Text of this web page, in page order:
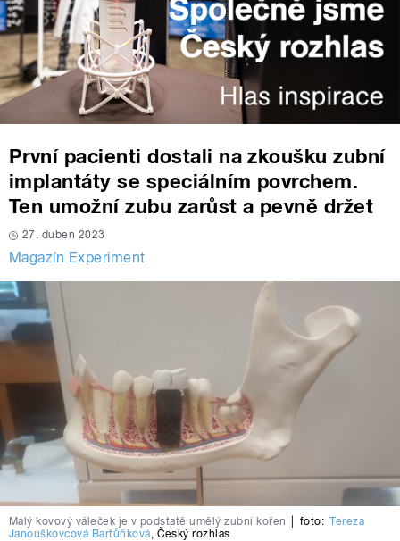
První pacienti dostali na zkoušku zubní
implantáty se speciálním povrchem.
Ten umožní zubu zarůst a pevně držet
27. duben 2023
Magazín Experiment
Malý kovový váleček je v podstatě umělý zubní kořen foto: Tereza
Janouškovcová Bartůňková Český rozhlas